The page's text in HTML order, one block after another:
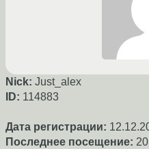
Nick: Just_alex
ID: 114883
Дата регистрации:
Последнее посещение: